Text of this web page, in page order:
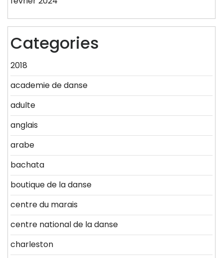
Categories
2018
academie de danse
adulte
anglais
arabe
bachata
boutique de la danse
centre du marais
centre national de la danse
charleston